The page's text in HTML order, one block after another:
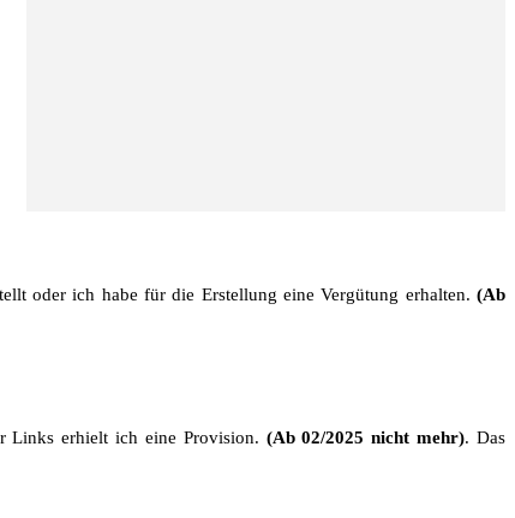
oder ich habe für die Erstellung eine Vergütung erhalten. (Ab
Links erhielt ich eine Provision. (Ab 02/2025 nicht mehr). Das